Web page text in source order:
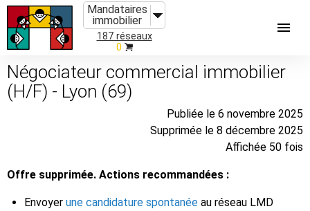
Mandataires
immobilier
187 réseaux
0
Négociateur commercial immobilier
(H/F) - Lyon (69)
Publiée le 6 novembre 2025
Supprimée le 8 décembre 2025
Affichée 50 fois
Offre supprimée. Actions recommandées :
Envoyer une candidature spontanée au réseau LMD